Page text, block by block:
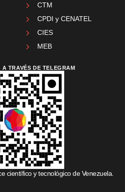
CTM
CPDI y CENATEL
CIES
MEB
A TRAVÉS DE TELEGRAM
científico y tecnológico de Venezuela.